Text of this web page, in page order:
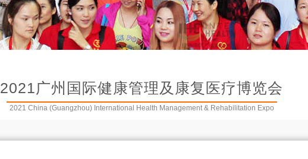
2021广州国际健康管理及康复医疗博览会
2021 China (Guangzhou) International Health Management & Rehabilitation Expo